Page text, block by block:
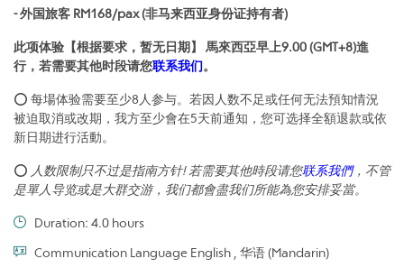
- 外国旅客 RM168/pax (非马来西亚身份证持有者)
此项体验【根据要求，暂无日期】 馬來西亞早上9.00 (GMT+8)進
行，若需要其他时段请您联系我们。
⭕ 每場体验需要至少8人参与。若因人数不足或任何无法預知情況
被迫取消或改期，我方至少會在5天前通知，您可选择全額退款或依
新日期进行活動。
⭕ 人数限制只不过是指南方针! 若需要其他時段请您联系我們，不管
是單人导览或是大群交游，我们都會盡我们所能為您安排妥當。
Duration: 4.0 hours
Communication Language English , 华语 (Mandarin)